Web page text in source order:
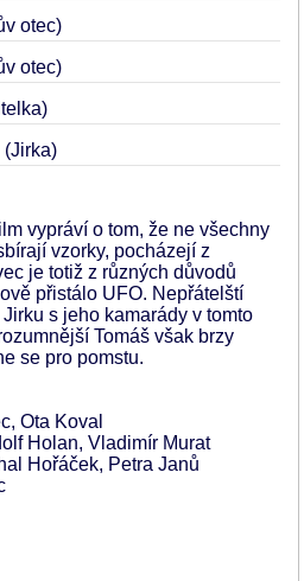
otec)
otec)
(Jirka)
vypráví o tom, že ne všechny
vzorky, pocházejí z
je totiž z různých důvodů
přistálo UFO. Nepřátelští
s jeho kamarády v tomto
Tomáš však brzy
se pro pomstu.
Ota Koval
Holan, Vladimír Murat
Hořáček, Petra Janů